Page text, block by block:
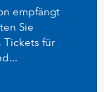
empfängt
Sie
Tickets für